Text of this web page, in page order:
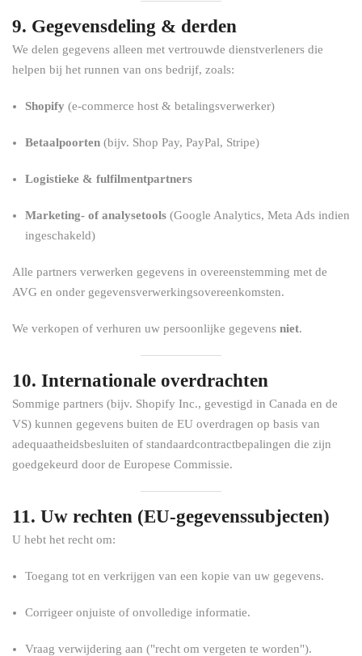
9. Gegevensdeling & derden
We delen gegevens alleen met vertrouwde dienstverleners die
helpen bij het runnen van ons bedrijf, zoals:
Shopify (e-commerce host & betalingsverwerker)
Betaalpoorten (bijv. Shop Pay, PayPal, Stripe)
Logistieke & fulfilmentpartners
Marketing- of analysetools (Google Analytics, Meta Ads indien
ingeschakeld)
Alle partners verwerken gegevens in overeenstemming met de
AVG en onder gegevensverwerkingsovereenkomsten.
We verkopen of verhuren uw persoonlijke gegevens niet.
10. Internationale overdrachten
Sommige partners (bijv. Shopify Inc., gevestigd in Canada en de
VS) kunnen gegevens buiten de EU overdragen op basis van
adequaatheidsbesluiten of standaardcontractbepalingen die zijn
goedgekeurd door de Europese Commissie.
11. Uw rechten (EU-gegevenssubjecten)
U hebt het recht om:
Toegang tot en verkrijgen van een kopie van uw gegevens.
Corrigeer onjuiste of onvolledige informatie.
Vraag verwijdering aan ("recht om vergeten te worden").